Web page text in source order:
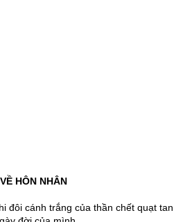
VỀ HÔN NHÂN
đôi cánh trắng của thần chết quạt tan